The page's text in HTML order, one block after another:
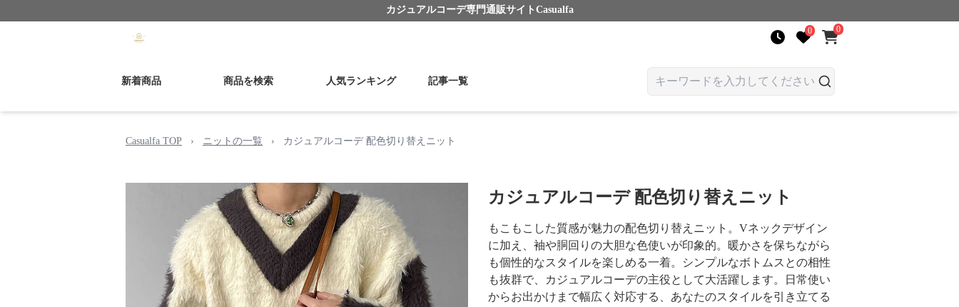
カジュアルコーデ専門通販サイト Casualfa
0 0
新着商品 商品を検索 人気ランキング 記事一覧
Casualfa TOP › ニットの一覧 › カジュアルコーデ 配色切り替えニット
カジュアルコーデ 配色切り替えニット
もこもこした質感が魅力の配色切り替えニット。Vネックデザイン
に加え、袖や胴回りの大胆な色使いが印象的。暖かさを保ちながら
も個性的なスタイルを楽しめる一着。シンプルなボトムスとの相性
も抜群で、カジュアルコーデの主役として大活躍します。日常使い
からお出かけまで幅広く対応する、あなたのスタイルを引き立てる